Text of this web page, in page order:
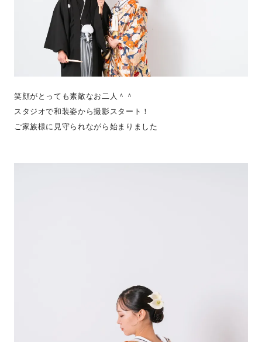
笑顔がとっても素敵なお二人＾＾
スタジオで和装姿から撮影スタート！
ご家族様に見守られながら始まりました